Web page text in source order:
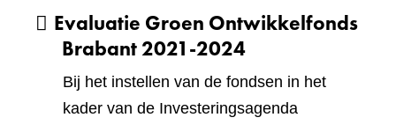
Evaluatie Groen Ontwikkelfonds
Brabant 2021-2024
Bij het instellen van de fondsen in het
kader van de Investeringsagenda